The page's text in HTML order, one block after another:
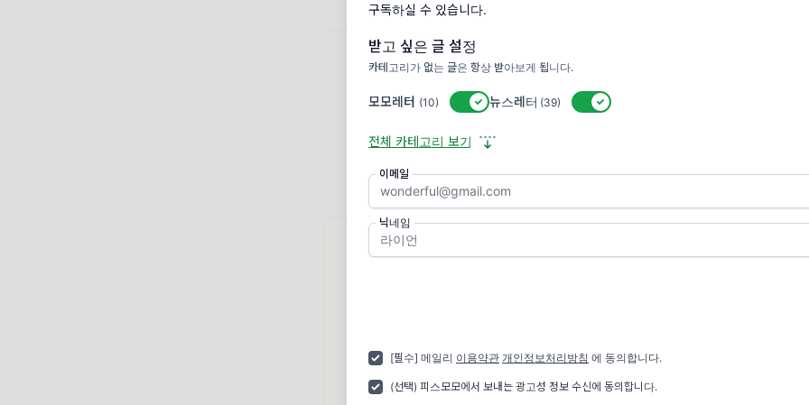
구독하실 수 있습니다.
받고 싶은 글 설정
카테고리가 없는 글은 항상 받아보게 됩니다.
모모레터 (10) 활성/비활성 스위치
뉴스레터 (39) 활성/비활성 스위치
전체 카테고리 보기
이메일
닉네임
[필수] 메일리 이용약관 개인정보처리방침 에 동의합니다.
(선택) 피스모모에서 보내는 광고성 정보 수신에 동의합니다.
피스모모 후원하기
닉네임